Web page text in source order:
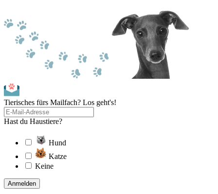
Tierisches fürs Mailfach? Los geht's!
Hast du Haustiere?
Hund
Katze
Keine
Anmelden